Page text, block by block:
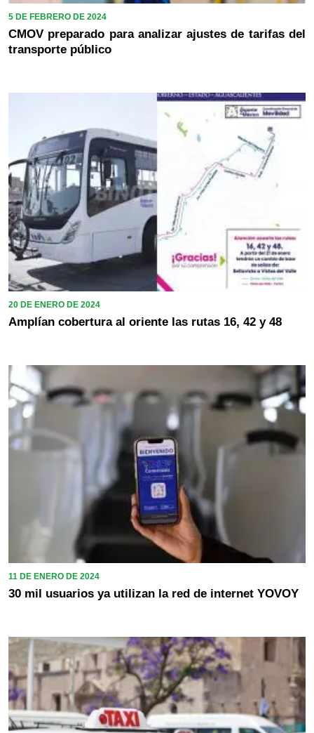
5 DE FEBRERO DE 2024
CMOV preparado para analizar ajustes de tarifas del
transporte público
20 DE ENERO DE 2024
Amplían cobertura al oriente las rutas 16, 42 y 48
11 DE ENERO DE 2024
30 mil usuarios ya utilizan la red de internet YOVOY